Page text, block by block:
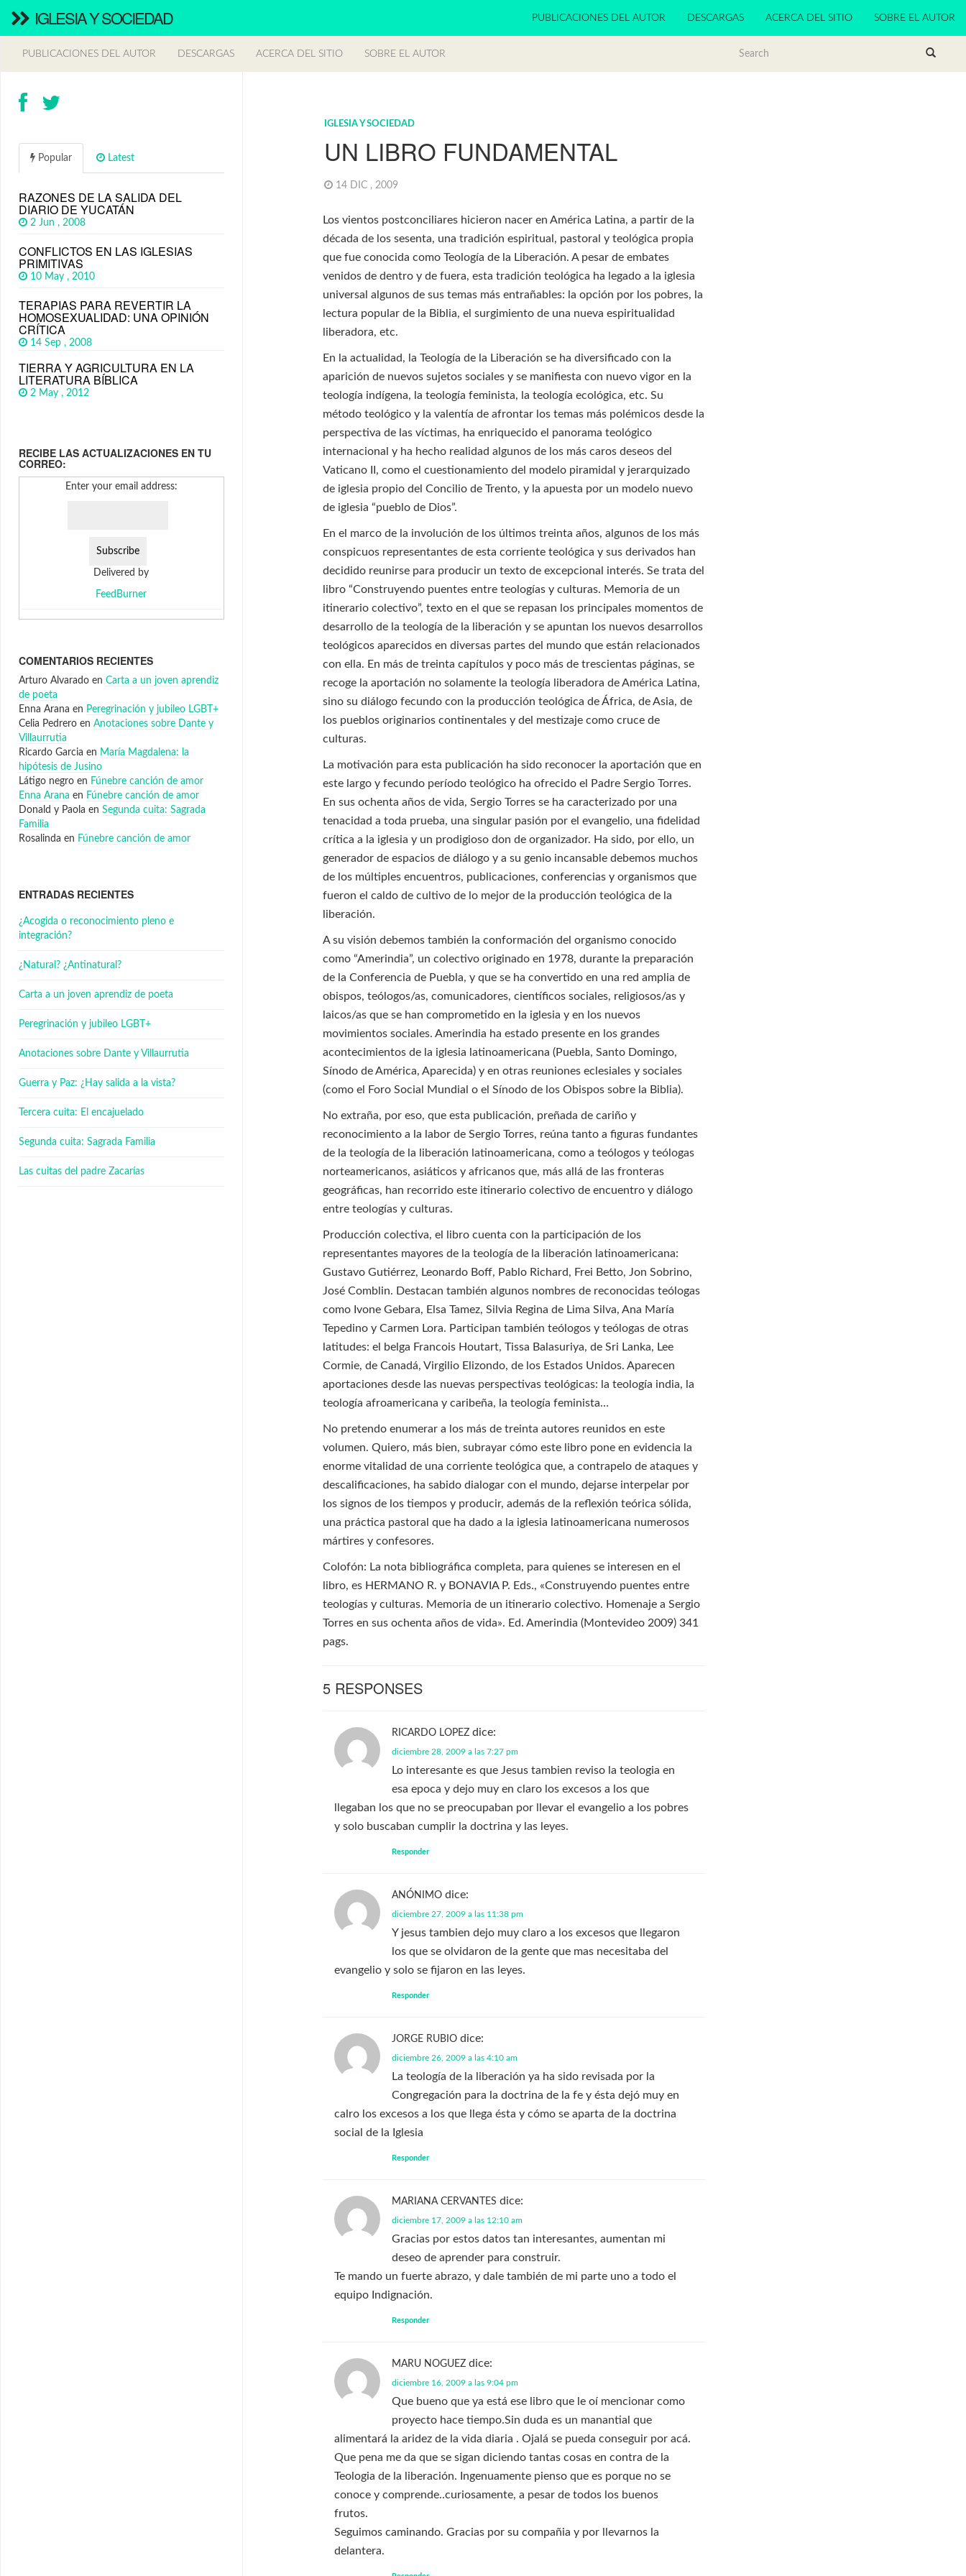
IGLESIA Y SOCIEDAD PUBLICACIONES DEL AUTOR DESCARGAS ACERCA DEL SITIO SOBRE EL AUTOR
PUBLICACIONES DEL AUTOR DESCARGAS ACERCA DEL SITIO SOBRE EL AUTOR
IGLESIA Y SOCIEDAD
UN LIBRO FUNDAMENTAL
14 DIC , 2009
Los vientos postconciliares hicieron nacer en América Latina, a partir de la
década de los sesenta, una tradición espiritual, pastoral y teológica propia
que fue conocida como Teología de la Liberación. A pesar de embates
venidos de dentro y de fuera, esta tradición teológica ha legado a la iglesia
universal algunos de sus temas más entrañables: la opción por los pobres, la
lectura popular de la Biblia, el surgimiento de una nueva espiritualidad
liberadora, etc.
En la actualidad, la Teología de la Liberación se ha diversificado con la
aparición de nuevos sujetos sociales y se manifiesta con nuevo vigor en la
teología indígena, la teología feminista, la teología ecológica, etc. Su
método teológico y la valentía de afrontar los temas más polémicos desde la
perspectiva de las víctimas, ha enriquecido el panorama teológico
internacional y ha hecho realidad algunos de los más caros deseos del
Vaticano II, como el cuestionamiento del modelo piramidal y jerarquizado
de iglesia propio del Concilio de Trento, y la apuesta por un modelo nuevo
de iglesia “pueblo de Dios”.
En el marco de la involución de los últimos treinta años, algunos de los más
conspicuos representantes de esta corriente teológica y sus derivados han
decidido reunirse para producir un texto de excepcional interés. Se trata del
libro “Construyendo puentes entre teologías y culturas. Memoria de un
itinerario colectivo”, texto en el que se repasan los principales momentos de
desarrollo de la teología de la liberación y se apuntan los nuevos desarrollos
teológicos aparecidos en diversas partes del mundo que están relacionados
con ella. En más de treinta capítulos y poco más de trescientas páginas, se
recoge la aportación no solamente la teología liberadora de América Latina,
sino su diálogo fecundo con la producción teológica de África, de Asia, de
los pueblos originarios continentales y del mestizaje como cruce de
culturas.
La motivación para esta publicación ha sido reconocer la aportación que en
este largo y fecundo período teológico ha ofrecido el Padre Sergio Torres.
En sus ochenta años de vida, Sergio Torres se ha caracterizado por una
tenacidad a toda prueba, una singular pasión por el evangelio, una fidelidad
crítica a la iglesia y un prodigioso don de organizador. Ha sido, por ello, un
generador de espacios de diálogo y a su genio incansable debemos muchos
de los múltiples encuentros, publicaciones, conferencias y organismos que
fueron el caldo de cultivo de lo mejor de la producción teológica de la
liberación.
A su visión debemos también la conformación del organismo conocido
como “Amerindia”, un colectivo originado en 1978, durante la preparación
de la Conferencia de Puebla, y que se ha convertido en una red amplia de
obispos, teólogos/as, comunicadores, científicos sociales, religiosos/as y
laicos/as que se han comprometido en la iglesia y en los nuevos
movimientos sociales. Amerindia ha estado presente en los grandes
acontecimientos de la iglesia latinoamericana (Puebla, Santo Domingo,
Sínodo de América, Aparecida) y en otras reuniones eclesiales y sociales
(como el Foro Social Mundial o el Sínodo de los Obispos sobre la Biblia).
No extraña, por eso, que esta publicación, preñada de cariño y
reconocimiento a la labor de Sergio Torres, reúna tanto a figuras fundantes
de la teología de la liberación latinoamericana, como a teólogos y teólogas
norteamericanos, asiáticos y africanos que, más allá de las fronteras
geográficas, han recorrido este itinerario colectivo de encuentro y diálogo
entre teologías y culturas.
Producción colectiva, el libro cuenta con la participación de los
representantes mayores de la teología de la liberación latinoamericana:
Gustavo Gutiérrez, Leonardo Boff, Pablo Richard, Frei Betto, Jon Sobrino,
José Comblin. Destacan también algunos nombres de reconocidas teólogas
como Ivone Gebara, Elsa Tamez, Silvia Regina de Lima Silva, Ana María
Tepedino y Carmen Lora. Participan también teólogos y teólogas de otras
latitudes: el belga Francois Houtart, Tissa Balasuriya, de Sri Lanka, Lee
Cormie, de Canadá, Virgilio Elizondo, de los Estados Unidos. Aparecen
aportaciones desde las nuevas perspectivas teológicas: la teología india, la
teología afroamericana y caribeña, la teología feminista…
No pretendo enumerar a los más de treinta autores reunidos en este
volumen. Quiero, más bien, subrayar cómo este libro pone en evidencia la
enorme vitalidad de una corriente teológica que, a contrapelo de ataques y
descalificaciones, ha sabido dialogar con el mundo, dejarse interpelar por
los signos de los tiempos y producir, además de la reflexión teórica sólida,
una práctica pastoral que ha dado a la iglesia latinoamericana numerosos
mártires y confesores.
Colofón: La nota bibliográfica completa, para quienes se interesen en el
libro, es HERMANO R. y BONAVIA P. Eds., «Construyendo puentes entre
teologías y culturas. Memoria de un itinerario colectivo. Homenaje a Sergio
Torres en sus ochenta años de vida». Ed. Amerindia (Montevideo 2009) 341
pags.
5 RESPONSES
RICARDO LOPEZ dice:
diciembre 28, 2009 a las 7:27 pm
Lo interesante es que Jesus tambien reviso la teologia en
esa epoca y dejo muy en claro los excesos a los que
llegaban los que no se preocupaban por llevar el evangelio a los pobres
y solo buscaban cumplir la doctrina y las leyes.
Responder
ANÓNIMO dice:
diciembre 27, 2009 a las 11:38 pm
Y jesus tambien dejo muy claro a los excesos que llegaron
los que se olvidaron de la gente que mas necesitaba del
evangelio y solo se fijaron en las leyes.
Responder
JORGE RUBIO dice:
diciembre 26, 2009 a las 4:10 am
La teología de la liberación ya ha sido revisada por la
Congregación para la doctrina de la fe y ésta dejó muy en
calro los excesos a los que llega ésta y cómo se aparta de la doctrina
social de la Iglesia
Responder
MARIANA CERVANTES dice:
diciembre 17, 2009 a las 12:10 am
Gracias por estos datos tan interesantes, aumentan mi
deseo de aprender para construir.
Te mando un fuerte abrazo, y dale también de mi parte uno a todo el
equipo Indignación.
Responder
MARU NOGUEZ dice:
diciembre 16, 2009 a las 9:04 pm
Que bueno que ya está ese libro que le oí mencionar como
proyecto hace tiempo.Sin duda es un manantial que
alimentará la aridez de la vida diaria . Ojalá se pueda conseguir por acá.
Que pena me da que se sigan diciendo tantas cosas en contra de la
Teologia de la liberación. Ingenuamente pienso que es porque no se
conoce y comprende..curiosamente, a pesar de todos los buenos
frutos.
Seguimos caminando. Gracias por su compañia y por llevarnos la
delantera.
Popular Latest
RAZONES DE LA SALIDA DEL
DIARIO DE YUCATÁN
2 Jun , 2008
CONFLICTOS EN LAS IGLESIAS
PRIMITIVAS
10 May , 2010
TERAPIAS PARA REVERTIR LA
HOMOSEXUALIDAD: UNA OPINIÓN
CRÍTICA
14 Sep , 2008
TIERRA Y AGRICULTURA EN LA
LITERATURA BÍBLICA
2 May , 2012
RECIBE LAS ACTUALIZACIONES EN TU
CORREO:
Enter your email address:
Delivered by
FeedBurner
COMENTARIOS RECIENTES
Arturo Alvarado en Carta a un joven aprendiz
de poeta
Enna Arana en Peregrinación y jubileo LGBT+
Celia Pedrero en Anotaciones sobre Dante y
Villaurrutia
Ricardo Garcia en María Magdalena: la
hipótesis de Jusino
Látigo negro en Fúnebre canción de amor
Enna Arana en Fúnebre canción de amor
Donald y Paola en Segunda cuita: Sagrada
Familia
Rosalinda en Fúnebre canción de amor
ENTRADAS RECIENTES
¿Acogida o reconocimiento pleno e
integración?
¿Natural? ¿Antinatural?
Carta a un joven aprendiz de poeta
Peregrinación y jubileo LGBT+
Anotaciones sobre Dante y Villaurrutia
Guerra y Paz: ¿Hay salida a la vista?
Tercera cuita: El encajuelado
Segunda cuita: Sagrada Familia
Las cuitas del padre Zacarías